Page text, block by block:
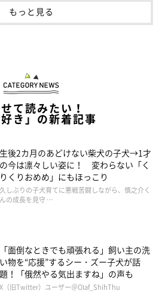
もっと見る
て読みたい！
好き」の新着記事
生後2カ月のあどけない柴犬の子犬→1才
の今は凛々しい姿に！ 変わらない「く
りくりおめめ」にもほっこり
久しぶりの子犬育てに悪戦苦闘しながら、慎之介く
んの成長を見守 …
「面倒なときでも頑張れる」飼い主の洗
い物を“応援”するシー・ズー子犬が話
題！「俄然やる気出ますね」の声も
X（旧Twitter）ユーザー＠Olaf_ShihThu